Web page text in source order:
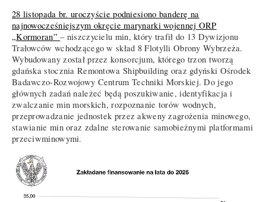
28 listopada br. uroczyście podniesiono banderę na
najnowocześniejszym okręcie marynarki wojennej ORP
„Kormoran”– niszczycielu min, który trafił do 13 Dywizjonu
Trałowców wchodzącego w skład 8 Flotylli Obrony Wybrzeża.
Wybudowany został przez konsorcjum, którego trzon tworzą
gdańska stocznia Remontowa Shipbuilding oraz gdyński Ośrodek
Badawczo-Rozwojowy Centrum Techniki Morskiej. Do jego
głównych zadań należeć będą poszukiwanie, identyfikacja i
zwalczanie min morskich, rozpoznanie torów wodnych,
przeprowadzanie jednostek przez akweny zagrożenia minowego,
stawianie min oraz zdalne sterowanie samobieżnymi platformami
przeciwminowymi.